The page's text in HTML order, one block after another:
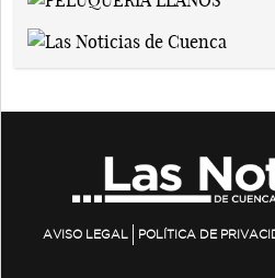
AVISO LEGAL POLÍTICA DE